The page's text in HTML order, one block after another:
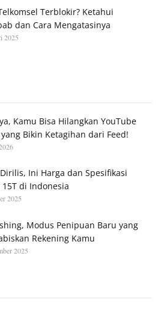
Terblokir? Ketahui
dan Cara Mengatasinya
2025
Kamu Bisa Hilangkan YouTube
Bikin Ketagihan dari Feed!
Ini Harga dan Spesifikasi
15T di Indonesia
2025
Modus Penipuan Baru yang
Rekening Kamu
2025